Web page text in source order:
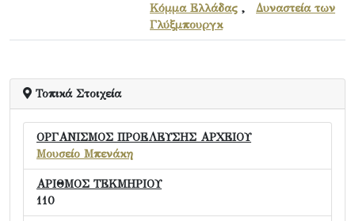
Κόμμα Ελλάδας , Δυναστεία των
Γλύξμπουργκ
Τοπικά Στοιχεία
ΟΡΓΑΝΙΣΜΟΣ ΠΡΟΕΛΕΥΣΗΣ ΑΡΧΕΙΟΥ
Μουσείο Μπενάκη
ΑΡΙΘΜΟΣ ΤΕΚΜΗΡΙΟΥ
110